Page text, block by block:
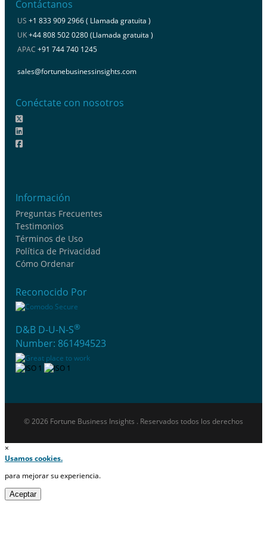
Contáctanos
US +1 833 909 2966 ( Llamada gratuita )
UK+44 808 502 0280 (Llamada gratuita )
APAC +91 744 740 1245
sales@fortunebusinessinsights.com
Conéctate con nosotros
Información
Preguntas Frecuentes
Testimonios
Términos de Uso
Política de Privacidad
Cómo Ordenar
Reconocido Por
D&B D-U-N-S®
Number: 861494523
© 2026 Fortune Business Insights . Reservados todos los derechos
×
Usamos cookies.
para mejorar su experiencia.
Aceptar